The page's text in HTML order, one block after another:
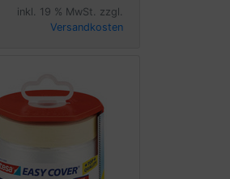
inkl. 19 % MwSt. zzgl.
Versandkosten